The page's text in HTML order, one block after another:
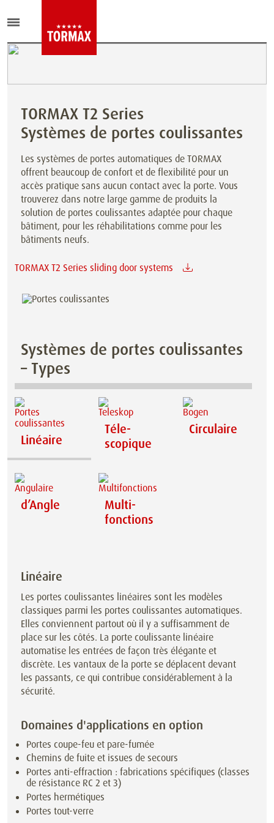
TORMAX T2 Series
Systèmes de portes coulissantes
Les systèmes de portes automatiques de TORMAX
offrent beaucoup de confort et de flexibilité pour un
accès pratique sans aucun contact avec la porte. Vous
trouverez dans notre large gamme de produits la
solution de portes coulissantes adaptée pour chaque
bâtiment, pour les réhabilitations comme pour les
bâtiments neufs.
TORMAX T2 Series sliding door systems
Systèmes de portes coulissantes
– Types
Linéaire
Téle­
scopique
Circulaire
d’Angle
Multi­
fonctions
Linéaire
Les portes coulissantes linéaires sont les modèles
classiques parmi les portes coulissantes automatiques.
Elles conviennent partout où il y a suffisamment de
place sur les côtés. La porte coulissante linéaire
automatise les entrées de façon très élégante et
discrète. Les vantaux de la porte se déplacent devant
les passants, ce qui contribue considérablement à la
sécurité.
Domaines d'applications en option
Portes coupe-feu et pare-fumée
Chemins de fuite et issues de secours
Portes anti-effraction : fabrications spécifiques (classes
de résistance RC 2 et 3)
Portes hermétiques
Portes tout-verre